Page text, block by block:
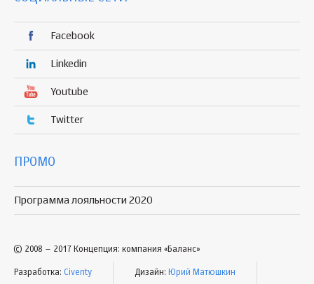
Facebook
Linkedin
Youtube
Twitter
ПРОМО
Программа лояльности 2020
© 2008 – 2017 Концепция: компания «Баланс»
Разработка: Civenty Дизайн: Юрий Матюшкин